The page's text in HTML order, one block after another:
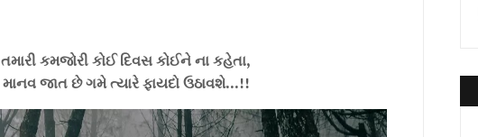
તમારી કમજોરી કોઈ દિવસ કોઈને ના કહેતા,
માનવ જાત છે ગમે ત્યારે ફાયદો ઉઠાવશે...!!